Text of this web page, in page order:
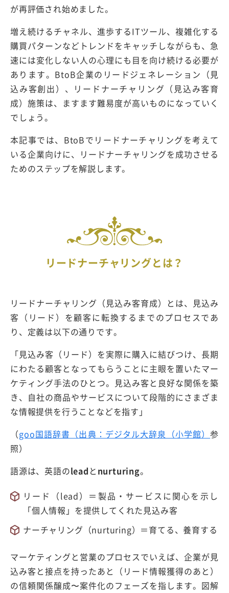
が再評価され始めました。
増え続けるチャネル、進歩するITツール、複雑化する
購買パターンなどトレンドをキャッチしながらも、急
速には変化しない人の心理にも目を向け続ける必要が
あります。BtoB企業のリードジェネレーション（見
込み客創出）、リードナーチャリング（見込み客育
成）施策は、ますます難易度が高いものになっていく
でしょう。
本記事では、BtoBでリードナーチャリングを考えて
いる企業向けに、リードナーチャリングを成功させる
ためのステップを解説します。
リードナーチャリングとは？
リードナーチャリング（見込み客育成）とは、見込み
客（リード）を顧客に転換するまでのプロセスであ
り、定義は以下の通りです。
「見込み客（リード）を実際に購入に結びつけ、長期
にわたる顧客となってもらうことに主眼を置いたマー
ケティング手法のひとつ。見込み客と良好な関係を築
き、自社の商品やサービスについて段階的にさまざま
な情報提供を行うことなどを指す」
（goo国語辞書（出典：デジタル大辞泉（小学館）参
照）
語源は、英語のlead と nurturing。
リード（lead）＝製品・サービスに関心を示し
「個人情報」を提供してくれた見込み客
ナーチャリング（nurturing）＝育てる、養育する
マーケティングと営業のプロセスでいえば、企業が見
込み客と接点を持ったあと（リード情報獲得のあと）
の信頼関係醸成〜案件化のフェーズを指します。図解